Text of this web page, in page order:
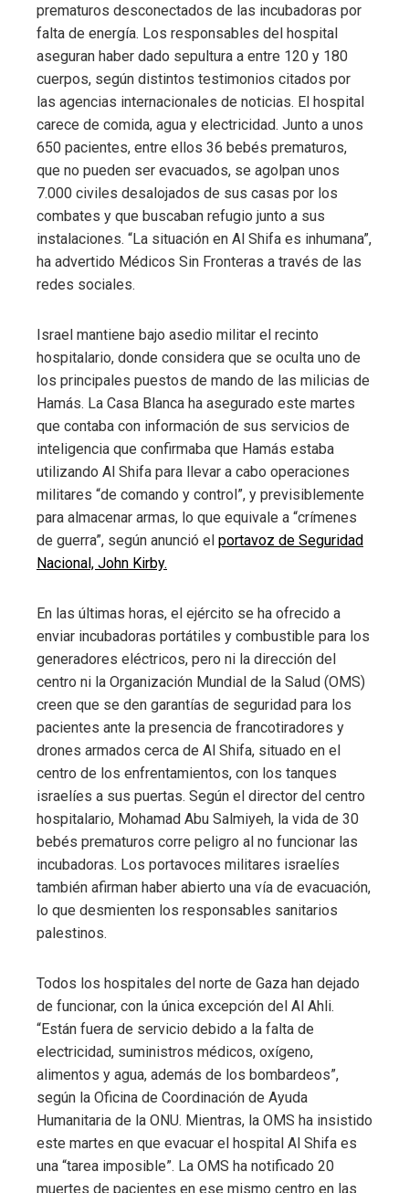
prematuros desconectados de las incubadoras por
falta de energía. Los responsables del hospital
aseguran haber dado sepultura a entre 120 y 180
cuerpos, según distintos testimonios citados por
las agencias internacionales de noticias. El hospital
carece de comida, agua y electricidad. Junto a unos
650 pacientes, entre ellos 36 bebés prematuros,
que no pueden ser evacuados, se agolpan unos
7.000 civiles desalojados de sus casas por los
combates y que buscaban refugio junto a sus
instalaciones. “La situación en Al Shifa es inhumana”,
ha advertido Médicos Sin Fronteras a través de las
redes sociales.
Israel mantiene bajo asedio militar el recinto
hospitalario, donde considera que se oculta uno de
los principales puestos de mando de las milicias de
Hamás. La Casa Blanca ha asegurado este martes
que contaba con información de sus servicios de
inteligencia que confirmaba que Hamás estaba
utilizando Al Shifa para llevar a cabo operaciones
militares “de comando y control”, y previsiblemente
para almacenar armas, lo que equivale a “crímenes
de guerra”, según anunció el portavoz de Seguridad
Nacional, John Kirby.
En las últimas horas, el ejército se ha ofrecido a
enviar incubadoras portátiles y combustible para los
generadores eléctricos, pero ni la dirección del
centro ni la Organización Mundial de la Salud (OMS)
creen que se den garantías de seguridad para los
pacientes ante la presencia de francotiradores y
drones armados cerca de Al Shifa, situado en el
centro de los enfrentamientos, con los tanques
israelíes a sus puertas. Según el director del centro
hospitalario, Mohamad Abu Salmiyeh, la vida de 30
bebés prematuros corre peligro al no funcionar las
incubadoras. Los portavoces militares israelíes
también afirman haber abierto una vía de evacuación,
lo que desmienten los responsables sanitarios
palestinos.
Todos los hospitales del norte de Gaza han dejado
de funcionar, con la única excepción del Al Ahli.
“Están fuera de servicio debido a la falta de
electricidad, suministros médicos, oxígeno,
alimentos y agua, además de los bombardeos”,
según la Oficina de Coordinación de Ayuda
Humanitaria de la ONU. Mientras, la OMS ha insistido
este martes en que evacuar el hospital Al Shifa es
una “tarea imposible”. La OMS ha notificado 20
muertes de pacientes en ese mismo centro en las